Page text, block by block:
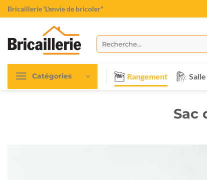
Passer
au
Bricaillerie "L'envie de bricoler"
Recherche
pour :
Catégories Rangement
Sac